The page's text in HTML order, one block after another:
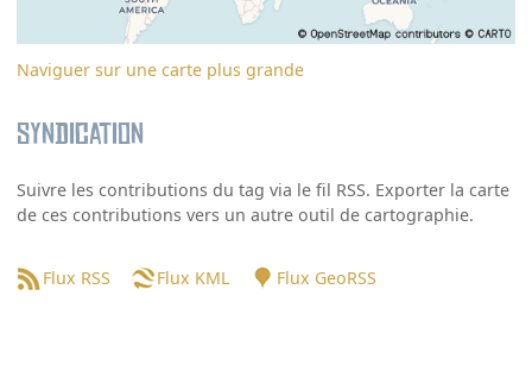
Naviguer sur une carte plus grande
Syndication
Suivre les contributions du tag via le fil RSS. Exporter la carte
de ces contributions vers un autre outil de cartographie.
Flux RSS Flux KML Flux GeoRSS